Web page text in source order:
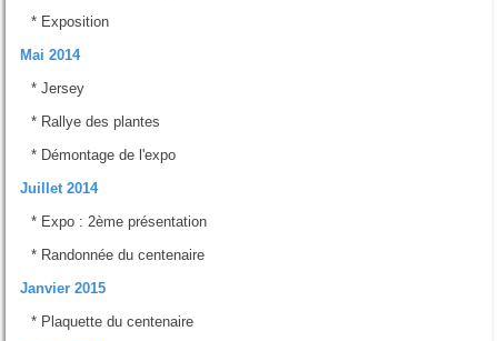
* Exposition
Mai 2014
* Jersey
* Rallye des plantes
* Démontage de l'expo
Juillet 2014
* Expo : 2ème présentation
* Randonnée du centenaire
Janvier 2015
* Plaquette du centenaire